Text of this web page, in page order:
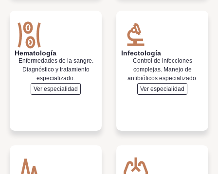
Hematología
Enfermedades de la sangre.
Diagnóstico y tratamiento
especializado.
Ver especialidad
Infectología
Control de infecciones
complejas. Manejo de
antibióticos especializado.
Ver especialidad